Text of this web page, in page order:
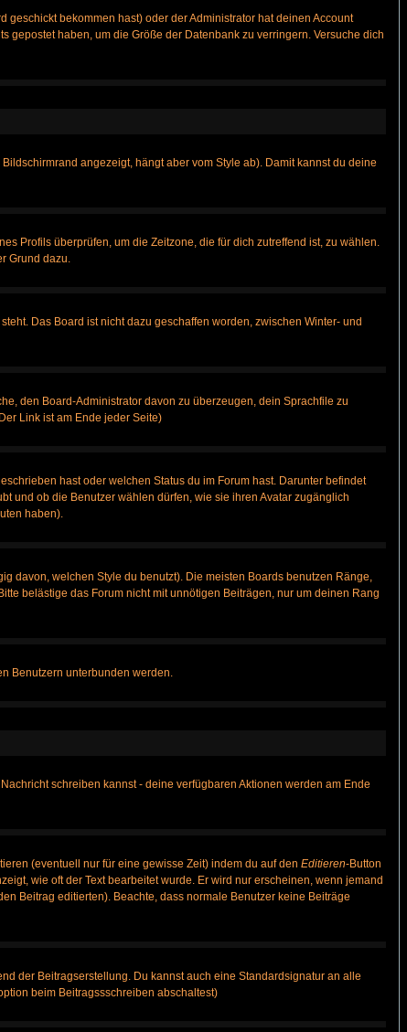
bekommen hast) oder der Administrator hat deinen Account
gepostet haben, um die Größe der Datenbank zu verringern. Versuche dich
angezeigt, hängt aber vom Style ab). Damit kannst du deine
Profils überprüfen, um die Zeitzone, die für dich zutreffend ist, zu wählen.
Grund dazu.
Das Board ist nicht dazu geschaffen worden, zwischen Winter- und
den Board-Administrator davon zu überzeugen, dein Sprachfile zu
Link ist am Ende jeder Seite)
hast oder welchen Status du im Forum hast. Darunter befindet
und ob die Benutzer wählen dürfen, wie sie ihren Avatar zugänglich
haben).
davon, welchen Style du benutzt). Die meisten Boards benutzen Ränge,
belästige das Forum nicht mit unnötigen Beiträgen, nur um deinen Rang
Benutzern unterbunden werden.
schreiben kannst - deine verfügbaren Aktionen werden am Ende
(eventuell nur für eine gewisse Zeit) indem du auf den Editieren-Button
wie oft der Text bearbeitet wurde. Er wird nur erscheinen, wenn jemand
Beitrag editierten). Beachte, dass normale Benutzer keine Beiträge
der Beitragserstellung. Du kannst auch eine Standardsignatur an alle
beim Beitragssschreiben abschaltest)